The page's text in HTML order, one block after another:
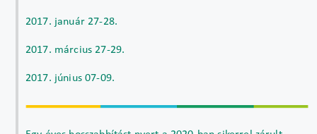
2017. január 27-28.
2017. március 27-29.
2017. június 07-09.